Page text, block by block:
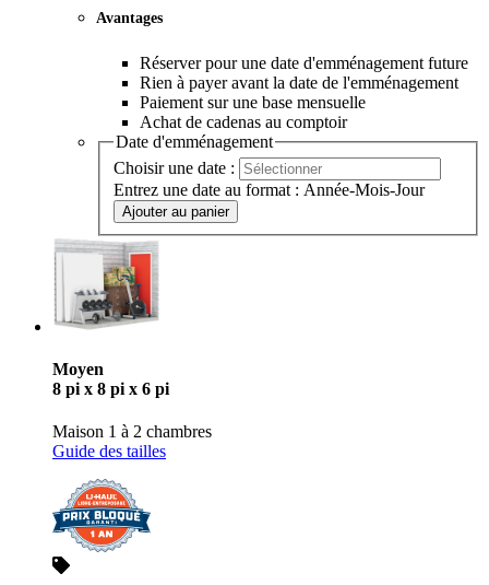
Avantages
Réserver pour une date d'emménagement future
Rien à payer avant la date de l'emménagement
Paiement sur une base mensuelle
Achat de cadenas au comptoir
Date d'emménagement
Choisir une date :
Entrez une date au format : Année-Mois-Jour
Ajouter au panier
Moyen
8 pi x 8 pi x 6 pi
Maison 1 à 2 chambres
Guide des tailles